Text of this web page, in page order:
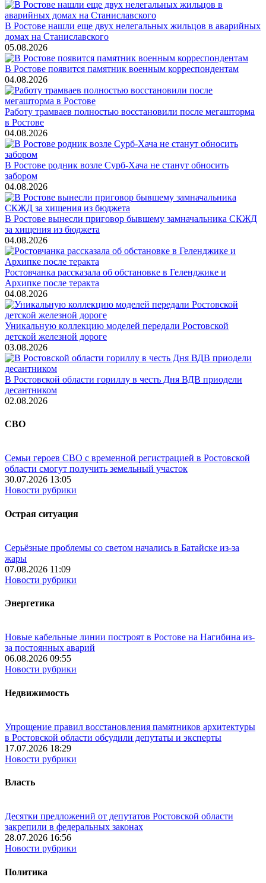
В Ростове нашли еще двух нелегальных жильцов в аварийных
домах на Станиславского
05.08.2026
В Ростове появится памятник военным корреспондентам
04.08.2026
Работу трамваев полностью восстановили после мегашторма
в Ростове
04.08.2026
В Ростове родник возле Сурб-Хача не станут обносить
забором
04.08.2026
В Ростове вынесли приговор бывшему замначальника СКЖД
за хищения из бюджета
04.08.2026
Ростовчанка рассказала об обстановке в Геленджике и
Архипке после теракта
04.08.2026
Уникальную коллекцию моделей передали Ростовской
детской железной дороге
03.08.2026
В Ростовской области гориллу в честь Дня ВДВ приодели
десантником
02.08.2026
СВО
Семьи героев СВО с временной регистрацией в Ростовской
области смогут получить земельный участок
30.07.2026 13:05
Новости рубрики
Острая ситуация
Серьёзные проблемы со светом начались в Батайске из-за
жары
07.08.2026 11:09
Новости рубрики
Энергетика
Новые кабельные линии построят в Ростове на Нагибина из-
за постоянных аварий
06.08.2026 09:55
Новости рубрики
Недвижимость
Упрощение правил восстановления памятников архитектуры
в Ростовской области обсудили депутаты и эксперты
17.07.2026 18:29
Новости рубрики
Власть
Десятки предложений от депутатов Ростовской области
закрепили в федеральных законах
28.07.2026 16:56
Новости рубрики
Политика